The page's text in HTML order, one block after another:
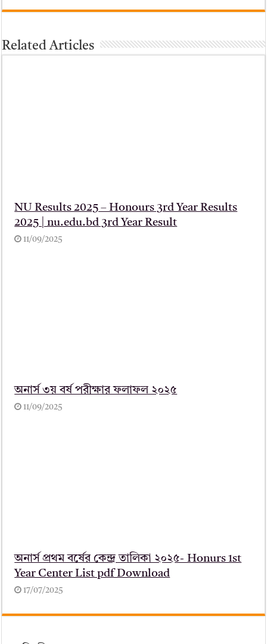
Related Articles
NU Results 2025 – Honours 3rd Year Results
2025 | nu.edu.bd 3rd Year Result
11/09/2025
অনার্স ৩য় বর্ষ পরীক্ষার ফলাফল ২০২৫
11/09/2025
অনার্স প্রথম বর্ষের কেন্দ্র তালিকা ২০২৫- Honurs 1st
Year Center List pdf Download
17/07/2025